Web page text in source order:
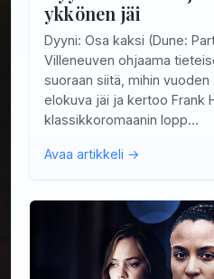
ykkönen jäi
Dyyni: Osa kaksi (Dune:
Villeneuven ohjaama
suoraan siitä, mihin vuoden
elokuva jäi ja kertoo Frank
klassikkoromaanin lopp…
Avaa artikkeli →